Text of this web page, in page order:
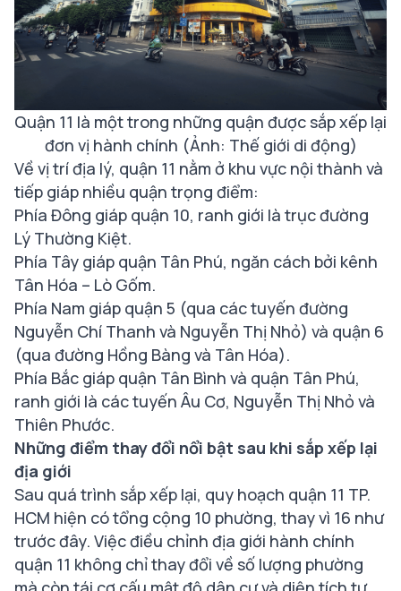
Quận 11 là một trong những quận được sắp xếp lại
đơn vị hành chính (Ảnh: Thế giới di động)
Về vị trí địa lý, quận 11 nằm ở khu vực nội thành và
tiếp giáp nhiều quận trọng điểm:
Phía Đông giáp quận 10, ranh giới là trục đường
Lý Thường Kiệt.
Phía Tây giáp quận Tân Phú, ngăn cách bởi kênh
Tân Hóa – Lò Gốm.
Phía Nam giáp quận 5 (qua các tuyến đường
Nguyễn Chí Thanh và Nguyễn Thị Nhỏ) và quận 6
(qua đường Hồng Bàng và Tân Hóa).
Phía Bắc giáp quận Tân Bình và quận Tân Phú,
ranh giới là các tuyến Âu Cơ, Nguyễn Thị Nhỏ và
Thiên Phước.
Những điểm thay đổi nổi bật sau khi sắp xếp lại
địa giới
Sau quá trình sắp xếp lại, quy hoạch quận 11 TP.
HCM hiện có tổng cộng 10 phường, thay vì 16 như
trước đây. Việc điều chỉnh địa giới hành chính
quận 11 không chỉ thay đổi về số lượng phường